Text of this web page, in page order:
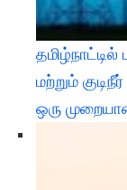
தமிழ்நாட்டில்
மற்றும்
ஒரு